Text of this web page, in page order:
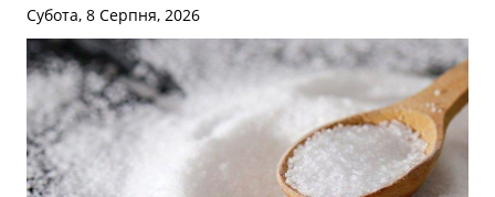
Субота, 8 Серпня, 2026